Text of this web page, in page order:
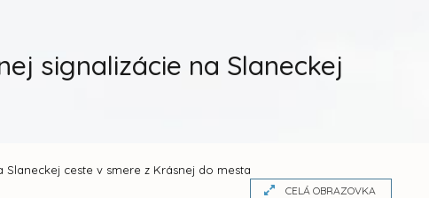
signalizácie na Slaneckej
ceste v smere z Krásnej do mesta
CELÁ OBRAZOVKA